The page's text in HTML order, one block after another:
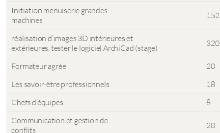
Initiation menuiserie grandes
machines
152
réalisation d’images 3D intérieures et
extérieures, tester le logiciel ArchiCad (stage)
320
Formateur agrée
20
Les savoir-être professionnels
18
Chefs d’équipes
8
Communication et gestion de
conflits
20